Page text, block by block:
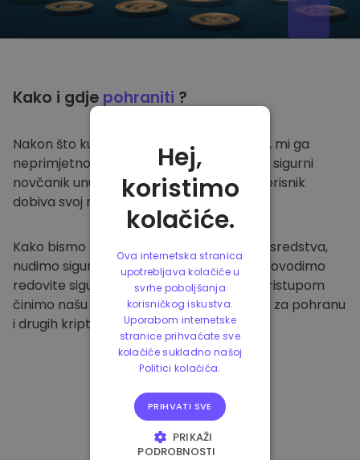
Kako i gdje pohraniti ?
Nakon što kupite na Kriptomat platformi , mi ga
neprimjetno prenosimo u vaš namjenski i sigurni
novčanik unutar naše platforme. Svaki korisnik
dobiva svoj novčanik.
Kako bismo zaštitili naše klijente i njihova sredstva,
nudimo sigurnu izvanmrežnu pohranu i provodimo
redovite sigurnosne provjere. Ovakvim pristupom
činimo našu platformu sigurnim mjestom za pohranu
i drugih kriptovaluta.
Hej,
koristimo
kolačiće.
Ova internetska stranica
upotrebljava kolačiće u
svrhe poboljšanja
korisničkog iskustva.
Uporabom internetske
stranice prihvaćate sve
kolačiće sukladno našoj
Politici kolačića.
PRIHVATI SVE
PRIKAŽI
PODROBNOSTI